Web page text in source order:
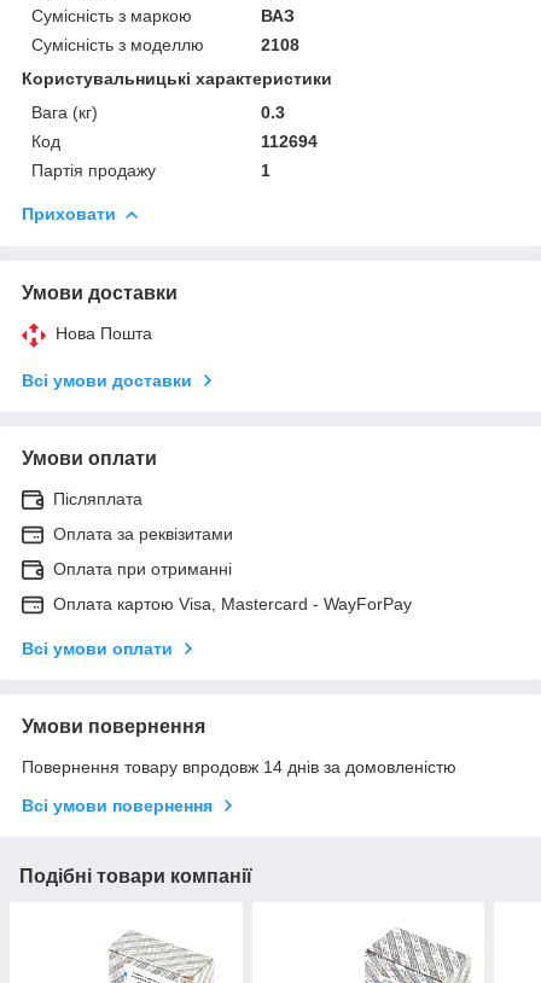
Сумісність з маркою
ВАЗ
Сумісність з моделлю
2108
Користувальницькі характеристики
Вага (кг)
0.3
Код
112694
Партія продажу
1
Приховати
Умови доставки
Нова Пошта
Всі умови доставки
Умови оплати
Післяплата
Оплата за реквізитами
Оплата при отриманні
Оплата картою Visa, Mastercard - WayForPay
Всі умови оплати
Умови повернення
Повернення товару впродовж 14 днів за домовленістю
Всі умови повернення
Подібні товари компанії